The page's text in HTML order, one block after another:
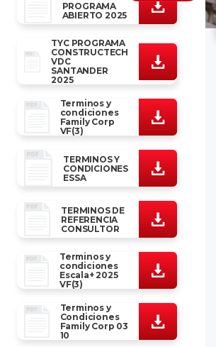
PROGRAMA
ABIERTO 2025
TYC PROGRAMA
CONSTRUCTECH
VDC
SANTANDER
2025
Terminos y
condiciones
Family Corp
VF(3)
TERMINOS Y
CONDICIONES
ESSA
TERMINOS DE
REFERENCIA
CONSULTOR
Terminos y
condiciones
Escala+ 2025
VF(3)
Terminos y
Condiciones
Family Corp 03
10